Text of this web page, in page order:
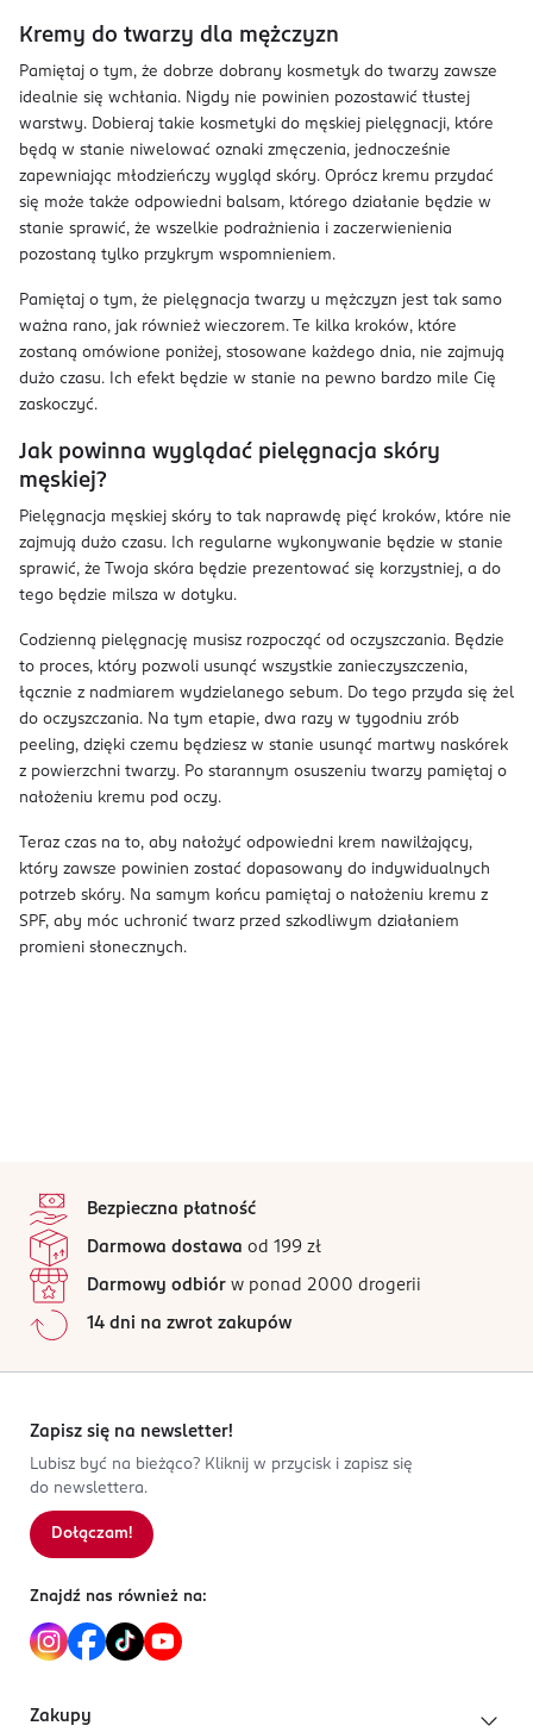
Kremy do twarzy dla mężczyzn
Pamiętaj o tym, że dobrze dobrany kosmetyk do twarzy zawsze
idealnie się wchłania. Nigdy nie powinien pozostawić tłustej
warstwy. Dobieraj takie kosmetyki do męskiej pielęgnacji, które
będą w stanie niwelować oznaki zmęczenia, jednocześnie
zapewniając młodzieńczy wygląd skóry. Oprócz kremu przydać
się może także odpowiedni balsam, którego działanie będzie w
stanie sprawić, że wszelkie podrażnienia i zaczerwienienia
pozostaną tylko przykrym wspomnieniem.
Pamiętaj o tym, że pielęgnacja twarzy u mężczyzn jest tak samo
ważna rano, jak również wieczorem. Te kilka kroków, które
zostaną omówione poniżej, stosowane każdego dnia, nie zajmują
dużo czasu. Ich efekt będzie w stanie na pewno bardzo mile Cię
zaskoczyć.
Jak powinna wyglądać pielęgnacja skóry
męskiej?
Pielęgnacja męskiej skóry to tak naprawdę pięć kroków, które nie
zajmują dużo czasu. Ich regularne wykonywanie będzie w stanie
sprawić, że Twoja skóra będzie prezentować się korzystniej, a do
tego będzie milsza w dotyku.
Codzienną pielęgnację musisz rozpocząć od oczyszczania. Będzie
to proces, który pozwoli usunąć wszystkie zanieczyszczenia,
łącznie z nadmiarem wydzielanego sebum. Do tego przyda się żel
do oczyszczania. Na tym etapie, dwa razy w tygodniu zrób
peeling, dzięki czemu będziesz w stanie usunąć martwy naskórek
z powierzchni twarzy. Po starannym osuszeniu twarzy pamiętaj o
nałożeniu kremu pod oczy.
Teraz czas na to, aby nałożyć odpowiedni krem nawilżający,
który zawsze powinien zostać dopasowany do indywidualnych
potrzeb skóry. Na samym końcu pamiętaj o nałożeniu kremu z
SPF, aby móc uchronić twarz przed szkodliwym działaniem
promieni słonecznych.
Bezpieczna płatność
Darmowa dostawa od 199 zł
Darmowy odbiór w ponad 2000 drogerii
14 dni na zwrot zakupów
Zapisz się na newsletter!
Lubisz być na bieżąco? Kliknij w przycisk i zapisz się
do newslettera.
Dołączam!
Znajdź nas również na:
Zakupy